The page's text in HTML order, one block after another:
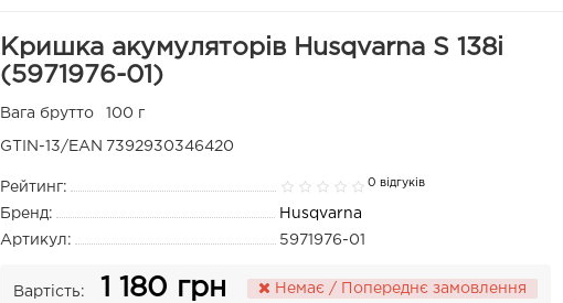
Кришка акумуляторів Husqvarna S 138i
(5971976-01)
Вага брутто 100 г
GTIN-13/EAN 7392930346420
Рейтинг: 0 відгуків
Бренд:
Husqvarna
Артикул:
5971976-01
Вартість: 1 180 грн Немає / Попереднє замовлення